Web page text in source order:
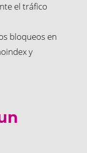
el tráfico
bloqueos en
y